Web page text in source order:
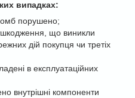
випадках:
порушено;
що виникли
дій покупця чи третіх
в експлуатаційних
внутрішні компоненти